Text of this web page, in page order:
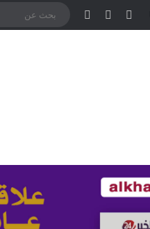
تسجيل الدخول
مقال عشوائي
إضافة عمود جانبي